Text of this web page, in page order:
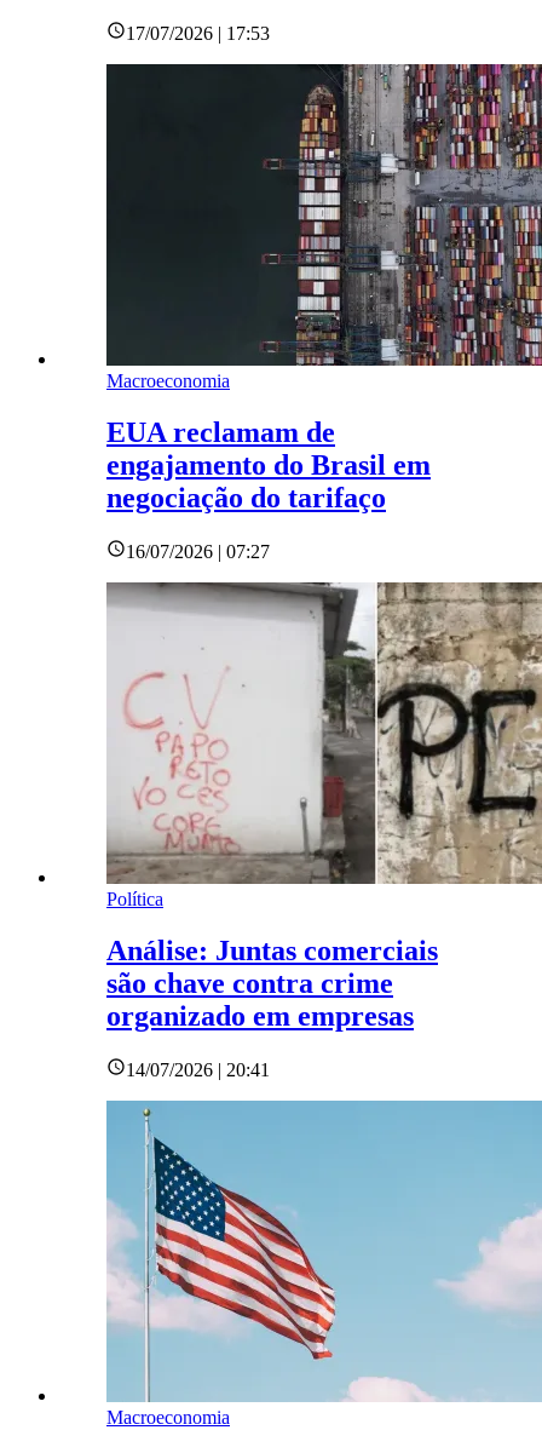
17/07/2026 | 17:53
Macroeconomia
EUA reclamam de
engajamento do Brasil em
negociação do tarifaço
16/07/2026 | 07:27
Política
Análise: Juntas comerciais
são chave contra crime
organizado em empresas
14/07/2026 | 20:41
Macroeconomia